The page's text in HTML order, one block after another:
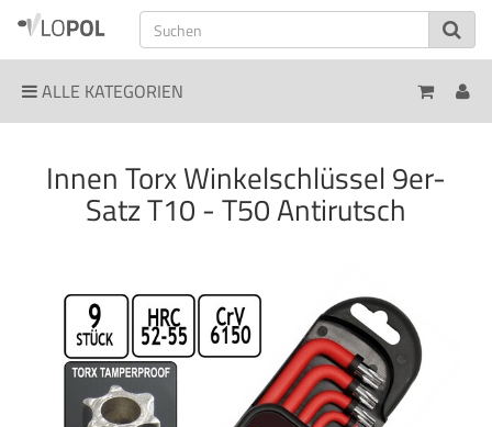
ALLE KATEGORIEN
Innen Torx Winkelschlüssel 9er-
Satz T10 - T50 Antirutsch